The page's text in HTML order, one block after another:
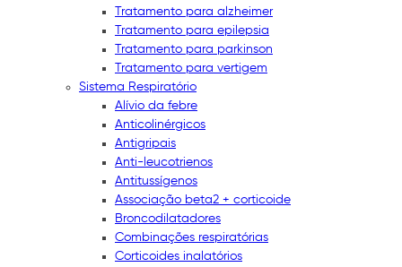
Tratamento para alzheimer
Tratamento para epilepsia
Tratamento para parkinson
Tratamento para vertigem
Sistema Respiratório
Alívio da febre
Anticolinérgicos
Antigripais
Anti-leucotrienos
Antitussígenos
Associação beta2 + corticoide
Broncodilatadores
Combinações respiratórias
Corticoides inalatórios